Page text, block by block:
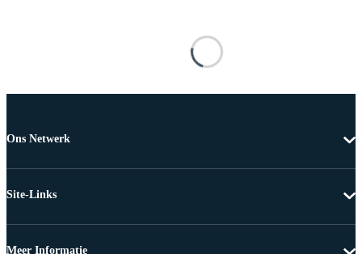
Ons Netwerk
Site-Links
Meer Informatie